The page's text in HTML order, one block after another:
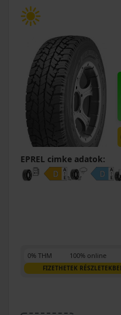
EPREL cimke adatok:
0% THM 100% online
FIZETHETEK